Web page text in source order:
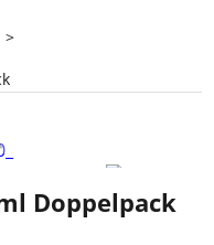
>
Doppelpack